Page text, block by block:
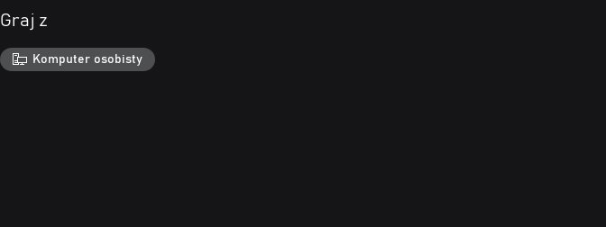
Graj z
Komputer osobisty